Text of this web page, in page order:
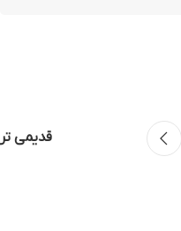
قدیمی تر